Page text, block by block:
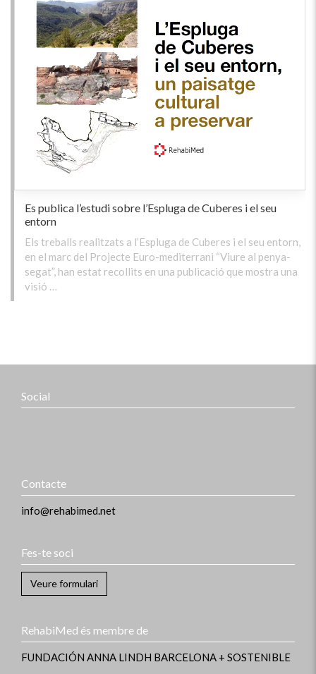
Es publica l’estudi sobre l’Espluga de Cuberes i el seu
entorn
Els treballs realitzats a l’Espluga de Cuberes i el seu entorn,
en el marc del Projecte Euro-mediterrani “Viure al penya-
segat”, han estat recollits en una publicació que mostra una
visió …
Social
Contacte
info@rehabimed.net
Fes-te soci
Veure formulari
RehabiMed és membre de
FUNDACIÓN ANNA LINDH BARCELONA + SOSTENIBLE